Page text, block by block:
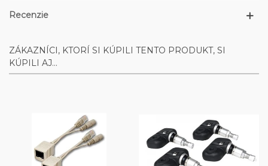
Recenzie
ZÁKAZNÍCI, KTORÍ SI KÚPILI TENTO PRODUKT, SI
KÚPILI AJ...